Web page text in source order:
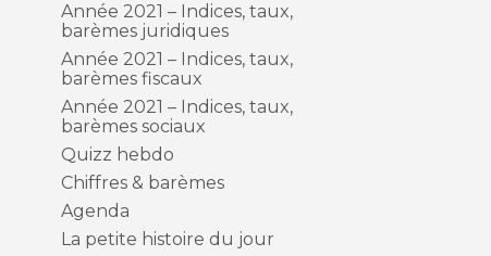
Année 2021 – Indices, taux,
barèmes juridiques
Année 2021 – Indices, taux,
barèmes fiscaux
Année 2021 – Indices, taux,
barèmes sociaux
Quizz hebdo
Chiffres & barèmes
Agenda
La petite histoire du jour